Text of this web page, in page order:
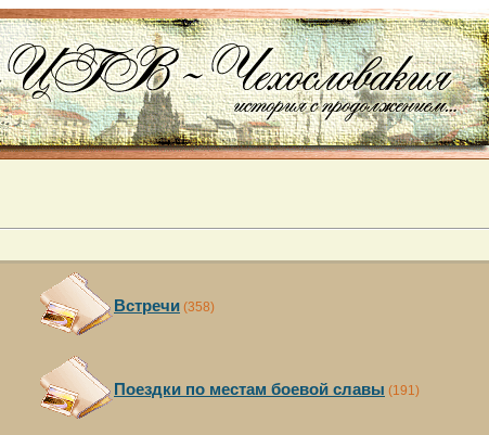
Встречи (358)
Поездки по местам боевой славы (191)